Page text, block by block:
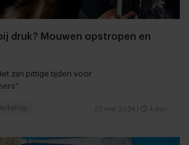
druk? Mouwen opstropen en
zijn pittige tijden voor
22 mei 2024 4 min